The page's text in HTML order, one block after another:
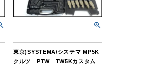
東京)SYSTEMA/システマ MP5K
クルツ PTW TW5Kカスタム